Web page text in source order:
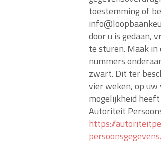
toestemming of
door u is gedaan,
te sturen. Maak in
nummers
zwart. Dit ter
vier weken, op
mogelijkheid
Autoriteit
https://